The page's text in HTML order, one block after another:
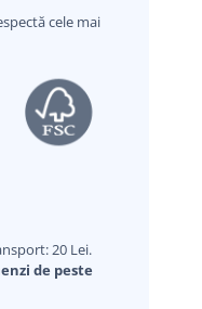
cele mai
20 Lei.
de peste